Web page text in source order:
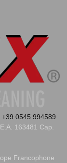
+39 0545 994589
163481 Cap.
Francophone